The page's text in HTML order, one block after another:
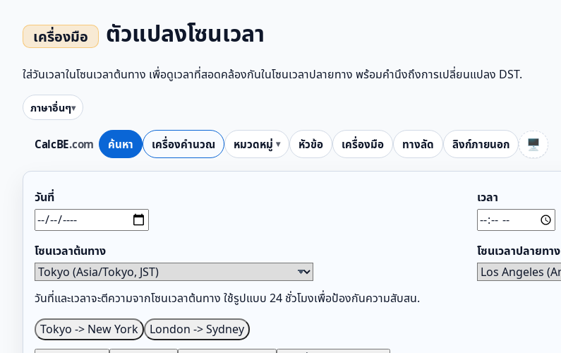
CalcBE.com ค้นหา เครื่องคำนวณ หมวดหมู่ หัวข้อ เครื่องมือ ทางลัด ลิงก์ภายนอก 🖥️
ตัวแปลงโซนเวลา
ใส่วันเวลาในโซนเวลาต้นทาง เพื่อดูเวลาที่สอดคล้องกันในโซนเวลาปลายทาง พร้อมคำนึงถึงการเปลี่ยนแปลง DST.
ภาษาอื่นๆ
วันที่ เวลา
โซนเวลาต้นทาง โซนเวลาปลายทาง
วันที่และเวลาจะตีความจากโซนเวลาต้นทาง ใช้รูปแบบ 24 ชั่วโมงเพื่อป้องกันความสับสน.
Tokyo -> New York
London -> Sydney